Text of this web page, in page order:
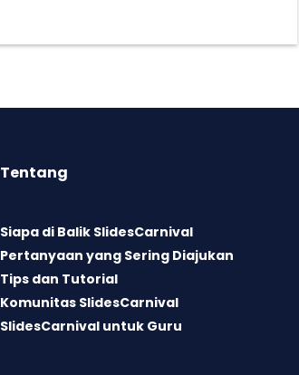
Tentang
Siapa di Balik SlidesCarnival
Pertanyaan yang Sering Diajukan
Tips dan Tutorial
Komunitas SlidesCarnival
SlidesCarnival untuk Guru